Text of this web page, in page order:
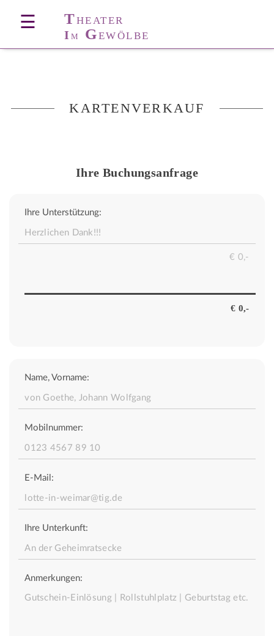
☰ THEATER
I M GEWÖLBE
KARTENVERKAUF
Ihre Buchungsanfrage
Ihre Unterstützung:
Name, Vorname:
Mobilnummer:
E-Mail:
Ihre Unterkunft:
Anmerkungen: